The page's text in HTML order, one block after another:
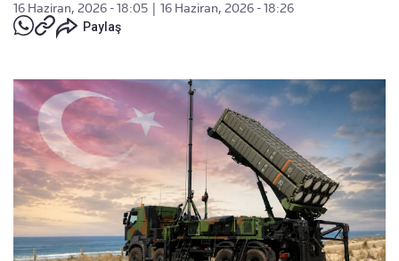
16 Haziran, 2026 - 18:05
16 Haziran, 2026 - 18:26
Paylaş